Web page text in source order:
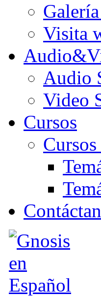
Visita
Audio
Video
Cursos